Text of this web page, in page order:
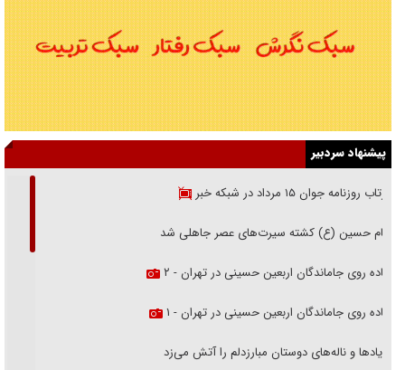
پیشنهاد سردبیر
بازتاب روزنامه جوان ۱۵ مرداد در شبکه خبر
امام حسین (ع) کشته سیرت‌های عصر جاهلی شد
پیاده روی جاماندگان اربعین حسینی در تهران - ۲
پیاده روی جاماندگان اربعین حسینی در تهران - ۱
فریاد‌ها و ناله‌های دوستان مبارزدلم را آتش می‌زد